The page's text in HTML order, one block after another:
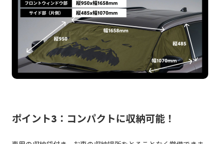
ポイント3：コンパクトに収納可能！